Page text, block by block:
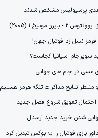
پرسپولیس مشخص شدند
- بایرن مونیخ 1 (2005)
قرمز نسل زد فوتبال جهان!
سوپرجام اسپانیا کجاست؟
مسی در جام های جهانی
منتظر نتایج مذاکرات تنگه هرمز هستیم
تعویق شروع فصل جدید
شدن خرید جدید آرسنال
بازی فوتبال را به بوکس تبدیل کرد